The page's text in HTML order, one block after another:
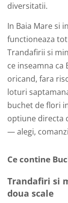
diversitatii.
In Baia Mare si
functioneaza
Trandafirii si
ce inseamna ca
oricand, fara
loturi
buchet de flori
optiune directa
— alegi,
Ce contine
Trandafiri si
doua scale